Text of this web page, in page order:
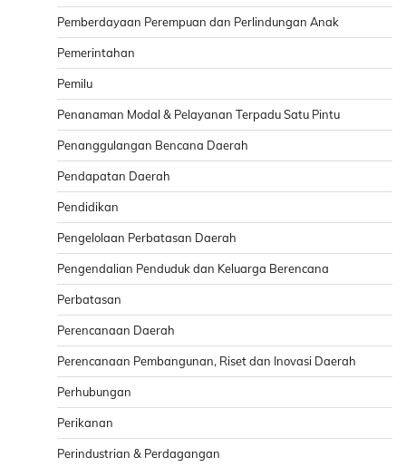
Pemberdayaan Perempuan dan Perlindungan Anak
Pemerintahan
Pemilu
Penanaman Modal & Pelayanan Terpadu Satu Pintu
Penanggulangan Bencana Daerah
Pendapatan Daerah
Pendidikan
Pengelolaan Perbatasan Daerah
Pengendalian Penduduk dan Keluarga Berencana
Perbatasan
Perencanaan Daerah
Perencanaan Pembangunan, Riset dan Inovasi Daerah
Perhubungan
Perikanan
Perindustrian & Perdagangan